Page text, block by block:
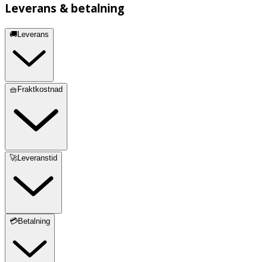
Leverans & betalning
🚚Leverans
🧺Fraktkostnad
🚀Leveranstid
💳Betalning